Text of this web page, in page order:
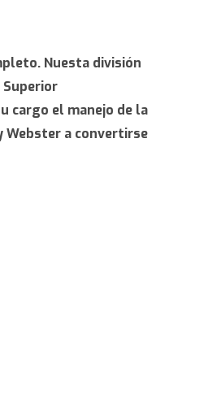
Nuesta división
Superior
cargo el manejo de la
Webster a convertirse